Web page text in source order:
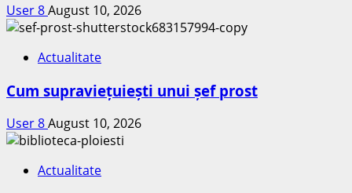
User 8August 10, 2026
Actualitate
Cum supraviețuiești unui șef prost
User 8August 10, 2026
Actualitate